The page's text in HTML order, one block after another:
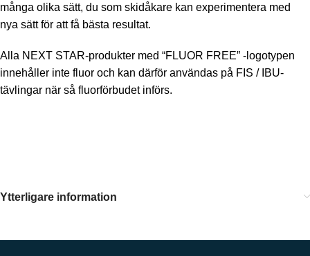
många olika sätt, du som skidåkare kan experimentera med
nya sätt för att få bästa resultat.
Alla NEXT STAR-produkter med “FLUOR FREE” -logotypen
innehåller inte fluor och kan därför användas på FIS / IBU-
tävlingar när så fluorförbudet införs.
Ytterligare information